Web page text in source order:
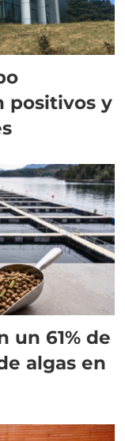
positivos y
un 61% de
algas en